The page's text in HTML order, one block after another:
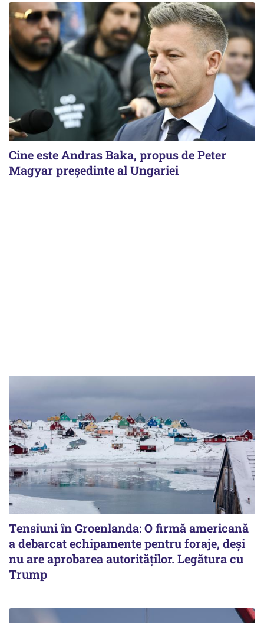
Cine este Andras Baka, propus de Peter
Magyar președinte al Ungariei
Tensiuni în Groenlanda: O firmă americană
a debarcat echipamente pentru foraje, deși
nu are aprobarea autorităților. Legătura cu
Trump